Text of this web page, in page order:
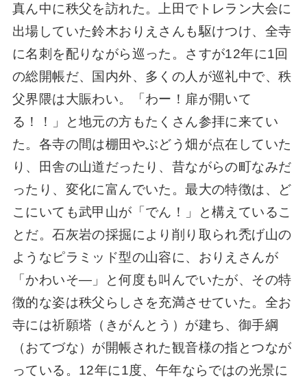
真ん中に秩父を訪れた。上田でトレラン大会に
出場していた鈴木おりえさんも駆けつけ、全寺
に名刺を配りながら巡った。さすが12年に1回
の総開帳だ、国内外、多くの人が巡礼中で、秩
父界隈は大賑わい。「わー！扉が開いて
る！！」と地元の方もたくさん参拝に来てい
た。各寺の間は棚田やぶどう畑が点在していた
り、田舎の山道だったり、昔ながらの町なみだ
ったり、変化に富んでいた。最大の特徴は、ど
こにいても武甲山が「でん！」と構えているこ
とだ。石灰岩の採掘により削り取られ禿げ山の
ようなピラミッド型の山容に、おりえさんが
「かわいそ―」と何度も叫んでいたが、その特
徴的な姿は秩父らしさを充満させていた。全お
寺には祈願塔（きがんとう）が建ち、御手綱
（おてづな）が開帳された観音様の指とつなが
っている。12年に1度、午年ならではの光景に